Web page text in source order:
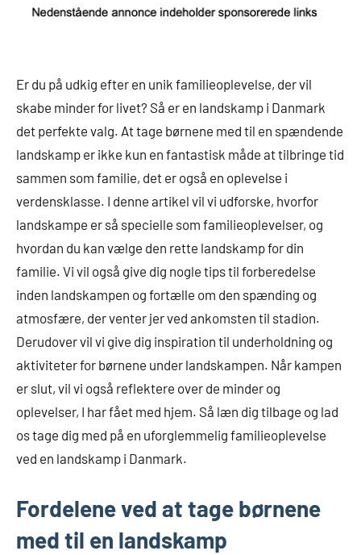
Er du på udkig efter en unik familieoplevelse, der vil
skabe minder for livet? Så er en landskamp i Danmark
det perfekte valg. At tage børnene med til en spændende
landskamp er ikke kun en fantastisk måde at tilbringe tid
sammen som familie, det er også en oplevelse i
verdensklasse. I denne artikel vil vi udforske, hvorfor
landskampe er så specielle som familieoplevelser, og
hvordan du kan vælge den rette landskamp for din
familie. Vi vil også give dig nogle tips til forberedelse
inden landskampen og fortælle om den spænding og
atmosfære, der venter jer ved ankomsten til stadion.
Derudover vil vi give dig inspiration til underholdning og
aktiviteter for børnene under landskampen. Når kampen
er slut, vil vi også reflektere over de minder og
oplevelser, I har fået med hjem. Så læn dig tilbage og lad
os tage dig med på en uforglemmelig familieoplevelse
ved en landskamp i Danmark.
Fordelene ved at tage børnene
med til en landskamp